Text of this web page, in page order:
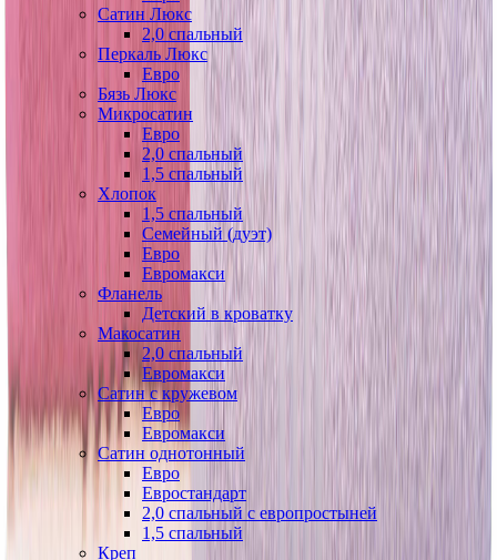
Сатин Люкс
2,0 спальный
Перкаль Люкс
Евро
Бязь Люкс
Микросатин
Евро
2,0 спальный
1,5 спальный
Хлопок
1,5 спальный
Семейный (дуэт)
Евро
Евромакси
Фланель
Детский в кроватку
Макосатин
2,0 спальный
Евромакси
Сатин с кружевом
Евро
Евромакси
Сатин однотонный
Евро
Евростандарт
2,0 спальный с европростыней
1,5 спальный
Креп